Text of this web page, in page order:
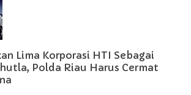
Lima Korporasi HTI Sebagai
Polda Riau Harus Cermat